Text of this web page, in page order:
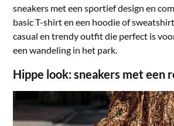
sneakers met een sportief design en
basic T-shirt en een hoodie of
casual en trendy outfit die perfect is
een wandeling in het park.
Hippe look: sneakers met een